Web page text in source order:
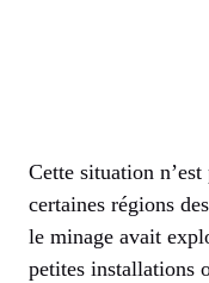
Cette situation
certaines régions
le minage avait
petites installations